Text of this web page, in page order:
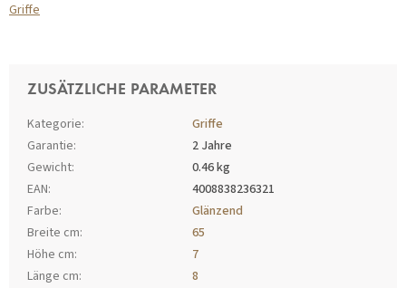
Griffe
ZUSÄTZLICHE PARAMETER
Kategorie:
Griffe
Garantie:
2 Jahre
Gewicht:
0.46 kg
EAN:
4008838236321
Farbe:
Glänzend
Breite cm:
65
Höhe cm:
7
Länge cm:
8